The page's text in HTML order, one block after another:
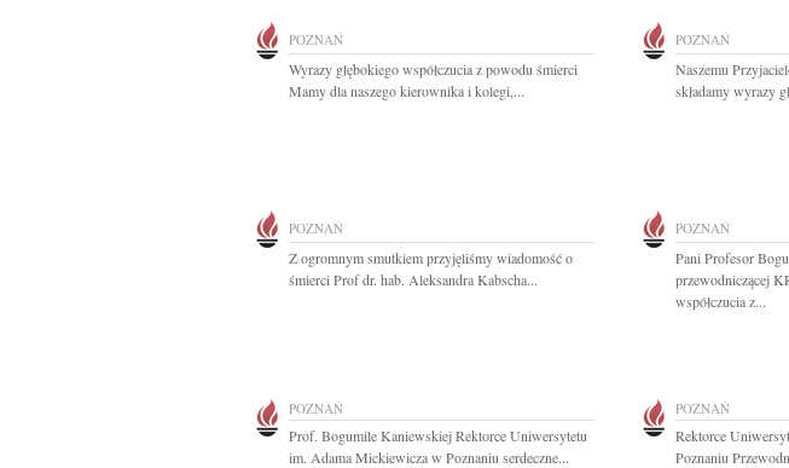
POZNAŃ
Wyrazy głębokiego współczucia z powodu śmierci
Mamy dla naszego kierownika i kolegi,...
POZNAŃ
Naszemu
składamy wyrazy
POZNAŃ
Z ogromnym smutkiem przyjęliśmy wiadomość o
śmierci Prof dr. hab. Aleksandra Kabscha...
POZNAŃ
Pani Profesor
przewodniczącej
współczucia z...
POZNAŃ
Prof. Bogumile Kaniewskiej Rektorce Uniwersytetu
im. Adama Mickiewicza w Poznaniu serdeczne...
POZNAŃ
Rektorce
Poznaniu